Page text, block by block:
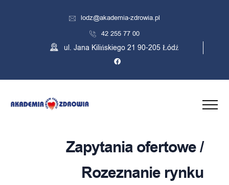
lodz@akademia-zdrowia.pl
42 255 77 00
ul. Jana Kilińskiego 21 90-205 Łódź
Zapytania ofertowe /
Rozeznanie rynku